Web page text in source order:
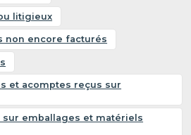
litigieux
non encore facturés
et acomptes reçus sur
sur emballages et matériels